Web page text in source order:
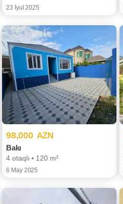
23 İyul 2025
98,000 AZN
Bakı
4 otaqlı ⦁ 120 m²
6 May 2025